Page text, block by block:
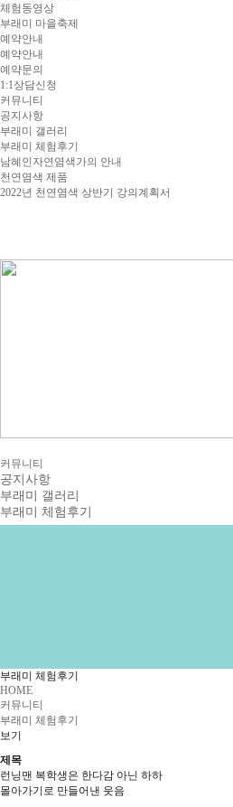
체험동영상
부래미 마을축제
예약안내
예약안내
예약문의
1:1상담신청
커뮤니티
공지사항
부래미 갤러리
부래미 체험후기
남혜인자연염색가의 안내
천연염색 제품
2022년 천연염색 상반기 강의계획서
커뮤니티
공지사항
부래미 갤러리
부래미 체험후기
부래미 체험후기
HOME
커뮤니티
부래미 체험후기
보기
제목
런닝맨 복학생은 한다감 아닌 하하
몰아가기로 만들어낸 웃음